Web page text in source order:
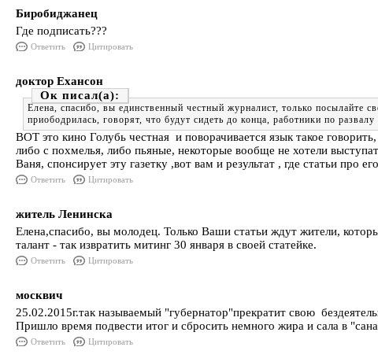
Биробиджанец
Где подписать???
Ответить Цитировать
доктор Ехансон
Ок
Елена, спасибо, вы единственный честный журналист, только посылайте
приободрилась, говорят, что будут сидеть до конца, работники по
ВОТ это кино Голубь честная и поворачивается язык такое
либо с похмелья, либо пьяные, некоторые вообще не хотели
Ваня, спонсирует эту газетку ,вот вам и результат , где статьи про
Ответить Цитировать
житель Ленинска
Елена,спасибо, вы молодец. Только Ваши статьи ждут жители,
талант - так извратить митинг 30 января в своей статейке.
Ответить Цитировать
москвич
25.02.2015г.так называемый "губернатор"прекратит свою
Пришло время подвести итог и сбросить немного жира и сала в
Ответить Цитировать